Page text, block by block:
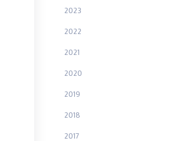
2023
2022
2021
2020
2019
2018
2017